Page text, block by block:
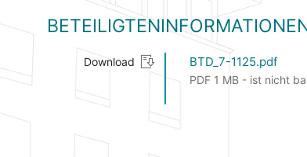
Download BTD_7-1125.pdf
PDF 1 MB - ist nicht